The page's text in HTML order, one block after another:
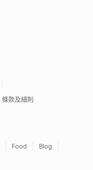
條款及細則
Food
Blog